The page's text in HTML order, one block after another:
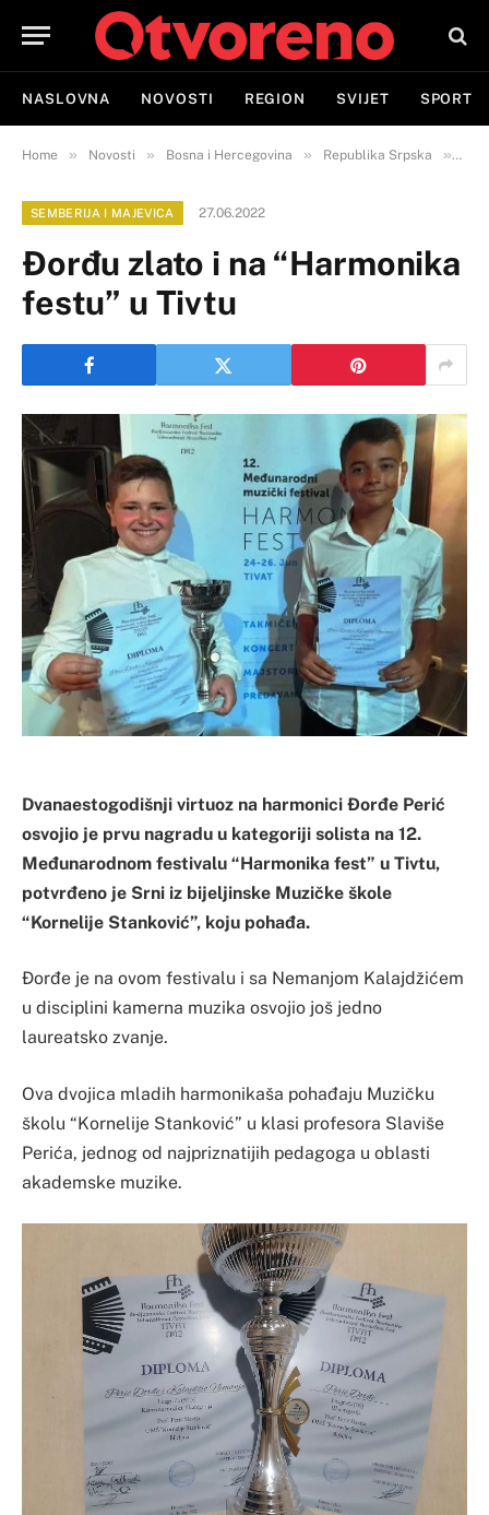
NASLOVNA NOVOSTI REGION SVIJET SPORT
Home » Novosti » Bosna i Hercegovina » Republika Srpska »
SEMBERIJA I MAJEVICA 27.06.2022
Đorđu zlato i na “Harmonika
festu” u Tivtu
Dvanaestogodišnji virtuoz na harmonici Đorđe Perić
osvojio je prvu nagradu u kategoriji solista na 12.
Međunarodnom festivalu “Harmonika fest” u Tivtu,
potvrđeno je Srni iz bijeljinske Muzičke škole
“Kornelije Stanković”, koju pohađa.
Đorđe je na ovom festivalu i sa Nemanjom Kalajdžićem
u disciplini kamerna muzika osvojio još jedno
laureatsko zvanje.
Ova dvojica mladih harmonikaša pohađaju Muzičku
školu “Kornelije Stanković” u klasi profesora Slaviše
Perića, jednog od najpriznatijih pedagoga u oblasti
akademske muzike.